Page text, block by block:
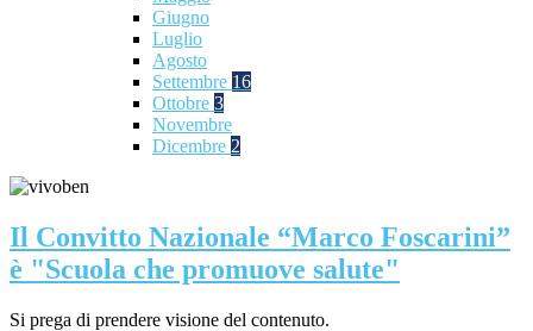
Giugno
Luglio
Agosto
Settembre 16
Ottobre 3
Novembre
Dicembre 2
Il Convitto Nazionale “Marco Foscarini”
è "Scuola che promuove salute"
Si prega di prendere visione del contenuto.